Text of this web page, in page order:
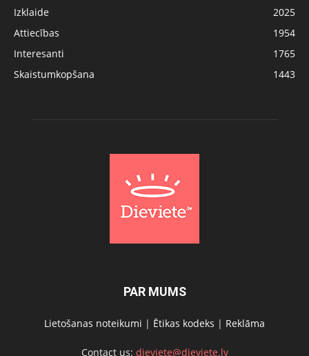
Izklaide
2025
Attiecības
1954
Interesanti
1765
Skaistumkopšana
1443
PAR MUMS
Lietošanas noteikumi | Ētikas kodeks | Reklāma
Contact us: dieviete@dieviete.lv